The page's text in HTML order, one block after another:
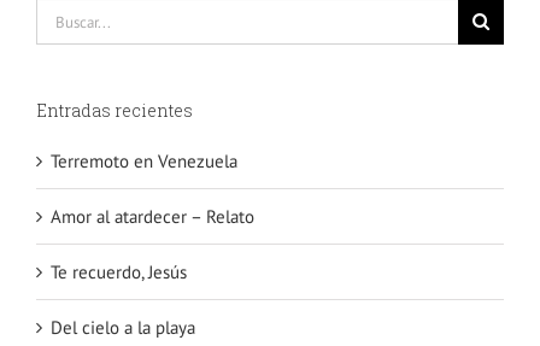
Buscar:
Entradas recientes
Terremoto en Venezuela
Amor al atardecer – Relato
Te recuerdo, Jesús
Del cielo a la playa